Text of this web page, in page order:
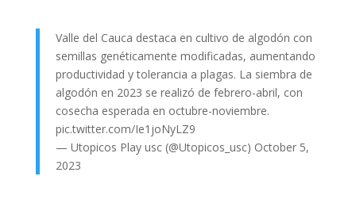
Valle del Cauca destaca en cultivo de algodón con
semillas genéticamente modificadas, aumentando
productividad y tolerancia a plagas. La siembra de
algodón en 2023 se realizó de febrero-abril, con
cosecha esperada en octubre-noviembre.
pic.twitter.com/Ie1joNyLZ9
— Utopicos Play usc (@Utopicos_usc) October 5,
2023